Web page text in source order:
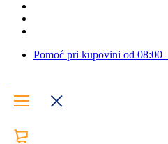
Pomoć pri kupovini od 08:00